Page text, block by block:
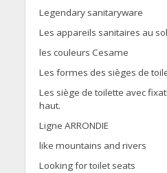
Legendary sanitaryware
Les appareils sanitaires au sol
les couleurs Cesame
Les formes des sièges de
Les siège de toilette avec
haut.
Ligne ARRONDIE
like mountains and rivers
Looking for toilet seats